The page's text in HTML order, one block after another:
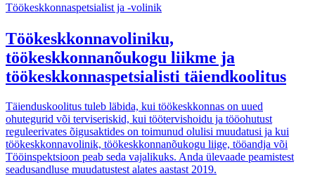
Töökeskkonnaspetsialist ja -volinik
Töökeskkonnavoliniku,
töökeskkonnanõukogu liikme ja
töökeskkonnaspetsialisti täiendkoolitus
Täienduskoolitus tuleb läbida, kui töökeskkonnas on uued
ohutegurid või terviseriskid, kui töötervishoidu ja tööohutust
reguleerivates õigusaktides on toimunud olulisi muudatusi ja kui
töökeskkonnavolinik, töökeskkonnanõukogu liige, tööandja või
Tööinspektsioon peab seda vajalikuks. Anda ülevaade peamistest
seadusandluse muudatustest alates aastast 2019.